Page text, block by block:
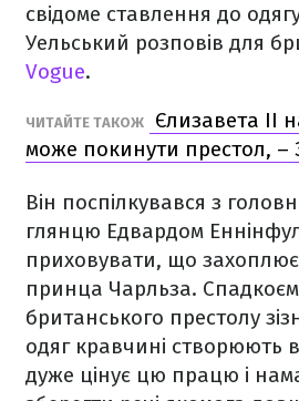
свідоме ставлення до
Уельський розповів для
Vogue.
ЧИТАЙТЕ ТАКОЖ
Єлизавета II
може покинути престол, –
Він поспілкувався з
глянцю Едвардом
приховувати, що
принца Чарльза.
британського престолу
одяг кравчині створюють
дуже цінує цю працю і